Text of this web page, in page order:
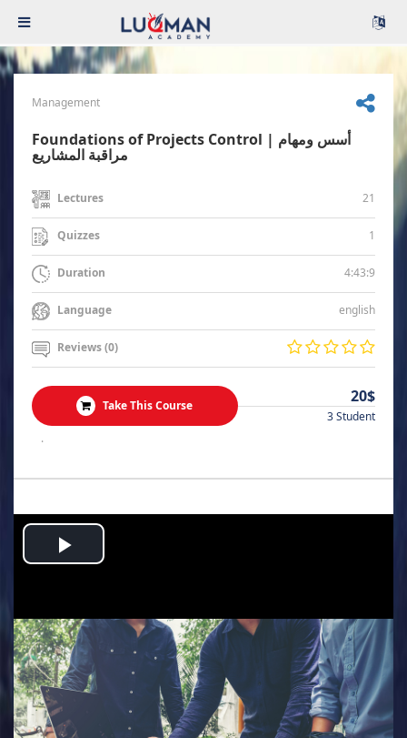
Management
Foundations of Projects Control | أسس ومهام
مراقبة المشاريع
Lectures 21
Quizzes 1
Duration 4:43:9
Language english
Reviews (0)
Take This Course 20$
3 Student
.
Play